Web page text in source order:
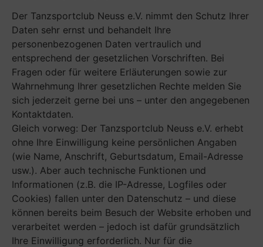
Der Tanzsportclub Neuss e.V. nimmt den Schutz Ihrer
Daten sehr ernst und behandelt Ihre
personenbezogenen Daten vertraulich und
entsprechend der gesetzlichen Vorschriften. Bei
Fragen oder für weitere Erläuterungen sowie zur
Wahrnehmung Ihrer gesetzlichen Rechte melden Sie
sich jederzeit gerne bei uns – unter den angegebenen
Kontaktdaten.
Gleich vorweg: Der Tanzsportclub Neuss e.V. erhebt
ohne Ihre Einwilligung keine persönlichen Angaben
(wie Name, Anschrift, Geburtsdatum, Email-Adresse
usw.). Aber auch technische Funktionen und
Informationen (z.B. die IP-Adresse, Logfiles oder
Cookies) fallen unter den Datenschutz – und diese
können bereits beim Besuch der Website erhoben und
verarbeitet werden – jedoch ist dafür grundsätzlich
Ihre Einwilligung erforderlich. Nur für die